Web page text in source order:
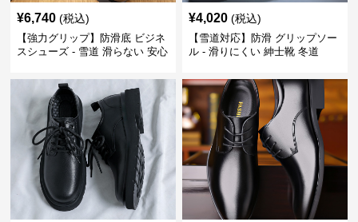
¥6,740 (税込)
【強力グリップ】防滑底 ビジネ
スシューズ - 雪道 滑らない 安心
¥4,020 (税込)
【雪道対応】防滑 グリップソー
ル - 滑りにくい 紳士靴 冬道